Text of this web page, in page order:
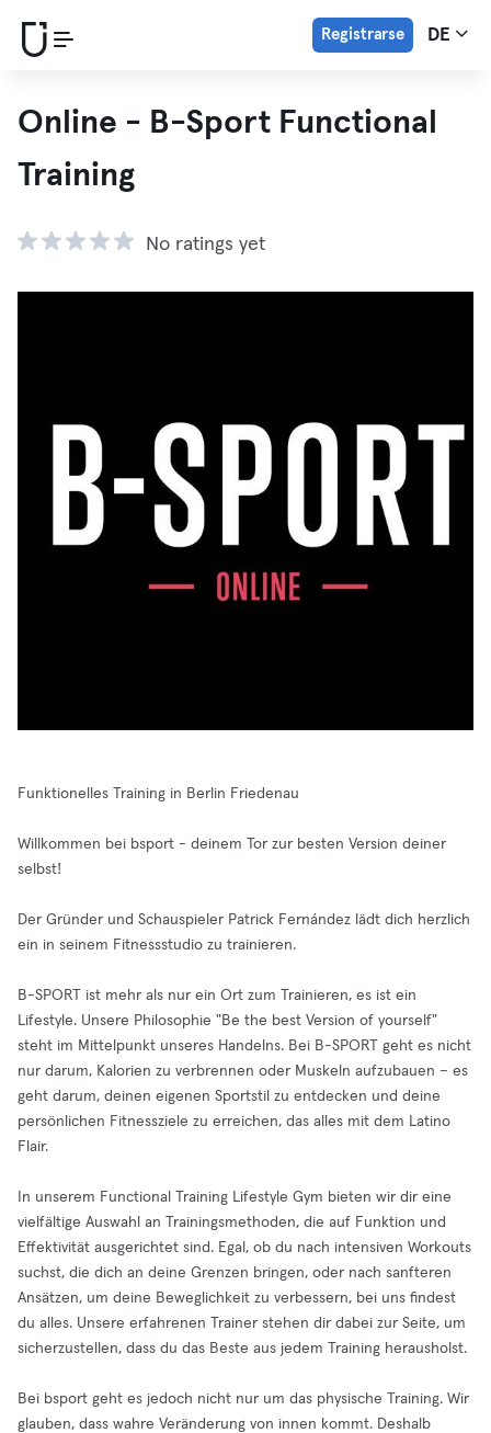
Registrarse DE
Online - B-Sport Functional
Training
No ratings yet
Funktionelles Training in Berlin Friedenau
Willkommen bei bsport - deinem Tor zur besten Version deiner
selbst!
Der Gründer und Schauspieler Patrick Fernández lädt dich herzlich
ein in seinem Fitnessstudio zu trainieren.
B-SPORT ist mehr als nur ein Ort zum Trainieren, es ist ein
Lifestyle. Unsere Philosophie "Be the best Version of yourself"
steht im Mittelpunkt unseres Handelns. Bei B-SPORT geht es nicht
nur darum, Kalorien zu verbrennen oder Muskeln aufzubauen – es
geht darum, deinen eigenen Sportstil zu entdecken und deine
persönlichen Fitnessziele zu erreichen, das alles mit dem Latino
Flair.
In unserem Functional Training Lifestyle Gym bieten wir dir eine
vielfältige Auswahl an Trainingsmethoden, die auf Funktion und
Effektivität ausgerichtet sind. Egal, ob du nach intensiven Workouts
suchst, die dich an deine Grenzen bringen, oder nach sanfteren
Ansätzen, um deine Beweglichkeit zu verbessern, bei uns findest
du alles. Unsere erfahrenen Trainer stehen dir dabei zur Seite, um
sicherzustellen, dass du das Beste aus jedem Training herausholst.
Bei bsport geht es jedoch nicht nur um das physische Training. Wir
glauben, dass wahre Veränderung von innen kommt. Deshalb